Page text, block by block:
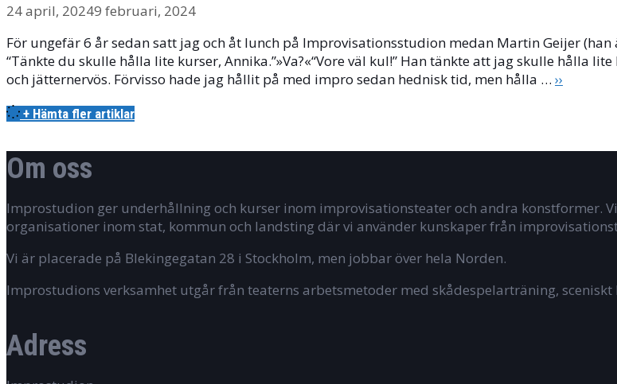
24 april, 20249 februari, 2024
För ungefär 6 år sedan satt jag och åt lunch på Improvisationsstudion medan Martin Geijer
“Tänkte du skulle hålla lite kurser, Annika.”»Va?«“Vore väl kul!” Han tänkte att jag skulle hålla
och jätternervös. Förvisso hade jag hållit på med impro sedan hednisk tid, men hålla … ››
+ Hämta fler artiklar
Om oss
Improstudion ger underhållning och kurser inom improvisationsteater och andra konstformer.
organisationer inom stat, kommun och landsting där vi använder kunskaper från
Vi är placerade på Blekingegatan 28 i Stockholm, men jobbar över hela Norden.
Improstudions verksamhet utgår från teaterns arbetsmetoder med skådespelarträning,
Adress